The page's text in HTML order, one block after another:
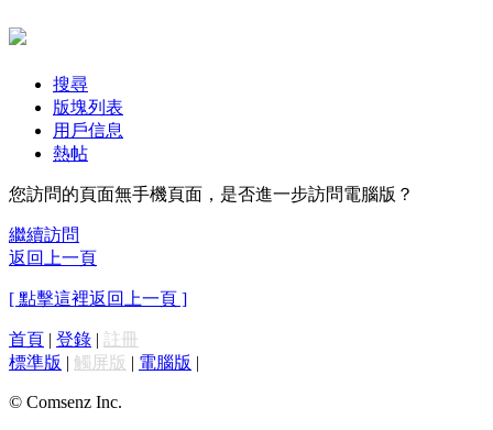
搜尋
版塊列表
用戶信息
熱帖
您訪問的頁面無手機頁面，是否進一步訪問電腦版？
繼續訪問
返回上一頁
[ 點擊這裡返回上一頁 ]
首頁 | 登錄 | 註冊
標準版 | 觸屏版 | 電腦版 |
© Comsenz Inc.